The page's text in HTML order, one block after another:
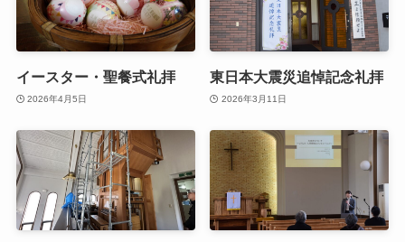
イースター・聖餐式礼拝
2026年4月5日
東日本大震災追悼記念礼拝
2026年3月11日